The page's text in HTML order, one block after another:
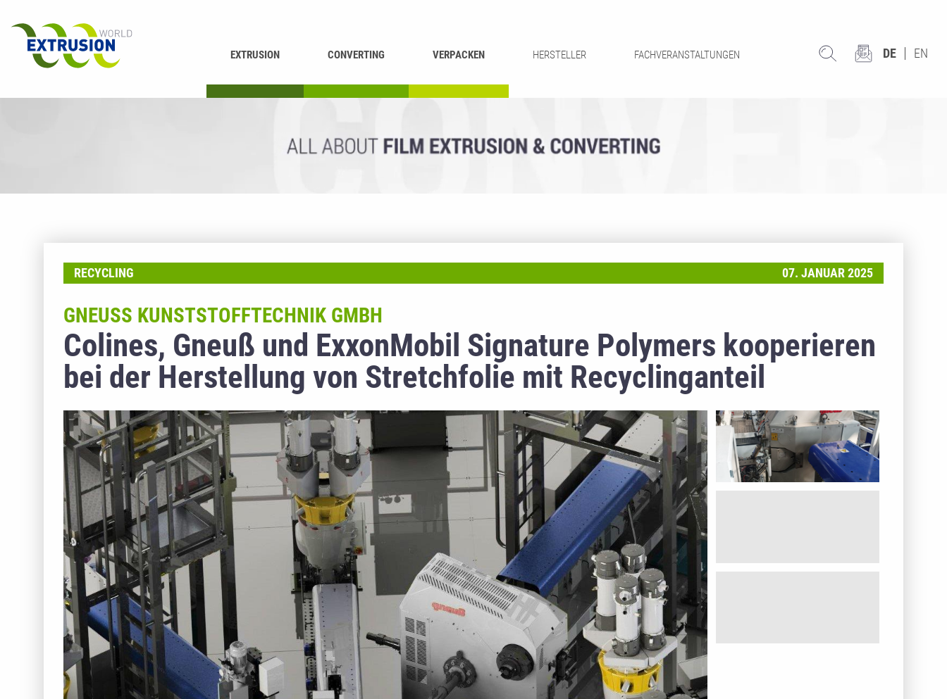
EXTRUSION CONVERTING VERPACKEN HERSTELLER FACHVERANSTALTUNGEN DE EN
RECYCLING 07. JANUAR 2025
Colines, Gneuß und ExxonMobil Signature Polymers kooperieren
bei der Herstellung von Stretchfolie mit Recyclinganteil
GNEUSS KUNSTSTOFFTECHNIK GMBH